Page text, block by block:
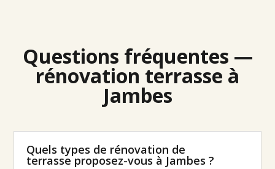
Questions fréquentes —
rénovation terrasse à
Jambes
Quels types de rénovation de
terrasse proposez-vous à Jambes ?